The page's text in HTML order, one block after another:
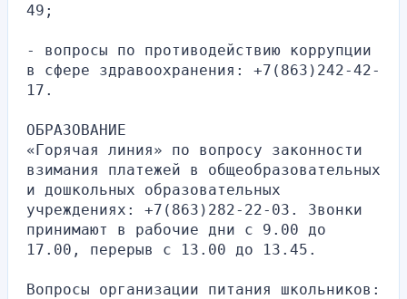
49;
- вопросы по противодействию коррупции
в сфере здравоохранения: +7(863)242-42-
17.
ОБРАЗОВАНИЕ
«Горячая линия» по вопросу законности
взимания платежей в общеобразовательных
и дошкольных образовательных
учреждениях: +7(863)282-22-03. Звонки
принимают в рабочие дни с 9.00 до
17.00, перерыв с 13.00 до 13.45.
Вопросы организации питания школьников: